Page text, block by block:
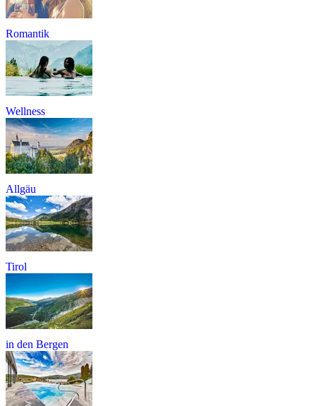
Romantik
Wellness
Allgäu
Tirol
in den Bergen